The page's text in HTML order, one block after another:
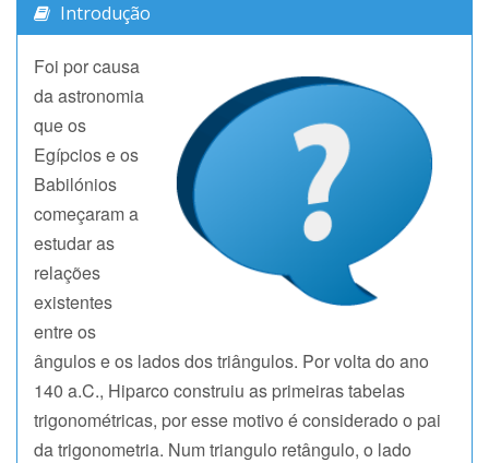
Introdução
Foi por causa
da astronomia
que os
Egípcios e os
Babilónios
começaram a
estudar as
relações
existentes
entre os
ângulos e os lados dos triângulos. Por volta do ano
140 a.C., Hiparco construiu as primeiras tabelas
trigonométricas, por esse motivo é considerado o pai
da trigonometria. Num triangulo retângulo, o lado